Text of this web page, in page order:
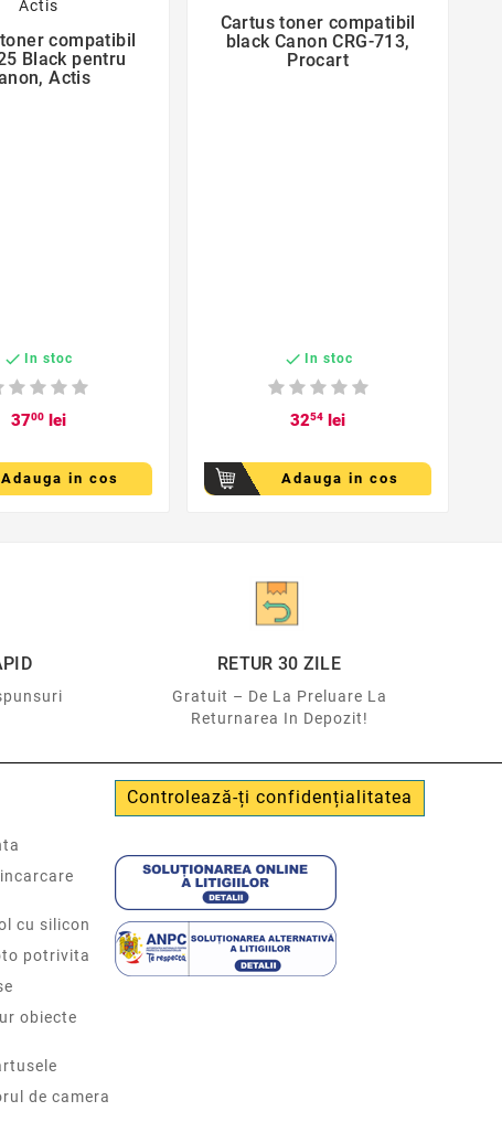
favorite_border
compatibil
Black pentru
Actis
 In stoc
3700lei
Adauga in cos favorite_border
Cartus toner compatibil
black Canon CRG-713,
Procart
 In stoc
3254 lei
Adauga in cos
RETUR 30 ZILE
Gratuit – De La Preluare La
Returnarea In Depozit!
cu silicon
potrivita
obiecte
de camera
Controlează-ți confidențialitatea